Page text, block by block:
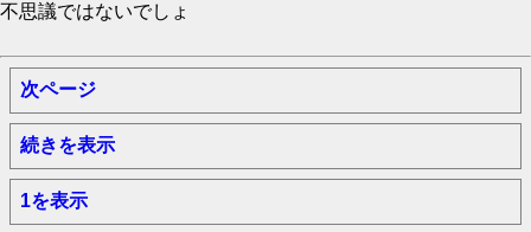
不思議ではないでしょ
次ページ
続きを表示
1を表示